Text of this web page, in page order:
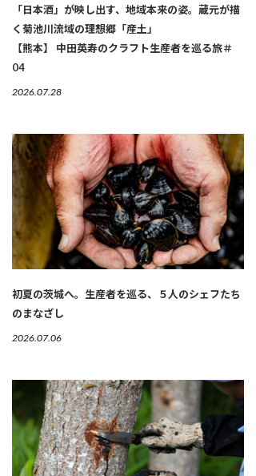
「日本酒」が映し出す、地域本来の姿。蔵元が描
く菊池川流域の理想郷「産土」
【熊本】 中田英寿のクラフト生産者を巡る旅＃
04
2026.07.28
初夏の茨城へ。生産者を巡る、５人のシェフたち
のまなざし
2026.07.06